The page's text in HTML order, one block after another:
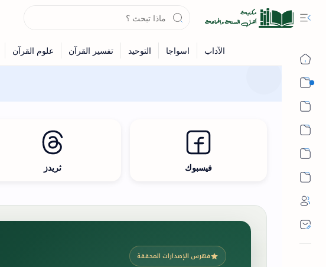
فيسبوك ثريدز
فهرس الإصدارات المحققة